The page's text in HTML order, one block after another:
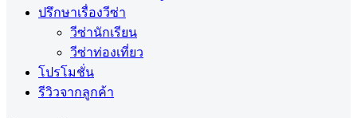
ปรึกษาเรื่องวีซ่า
วีซ่านักเรียน
วีซ่าท่องเที่ยว
โปรโมชั่น
รีวิวจากลูกค้า